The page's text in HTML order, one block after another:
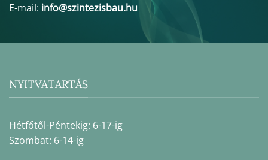
E-mail: info@szintezisbau.hu
NYITVATARTÁS
Hétfőtől-Péntekig: 6-17-ig
Szombat: 6-14-ig